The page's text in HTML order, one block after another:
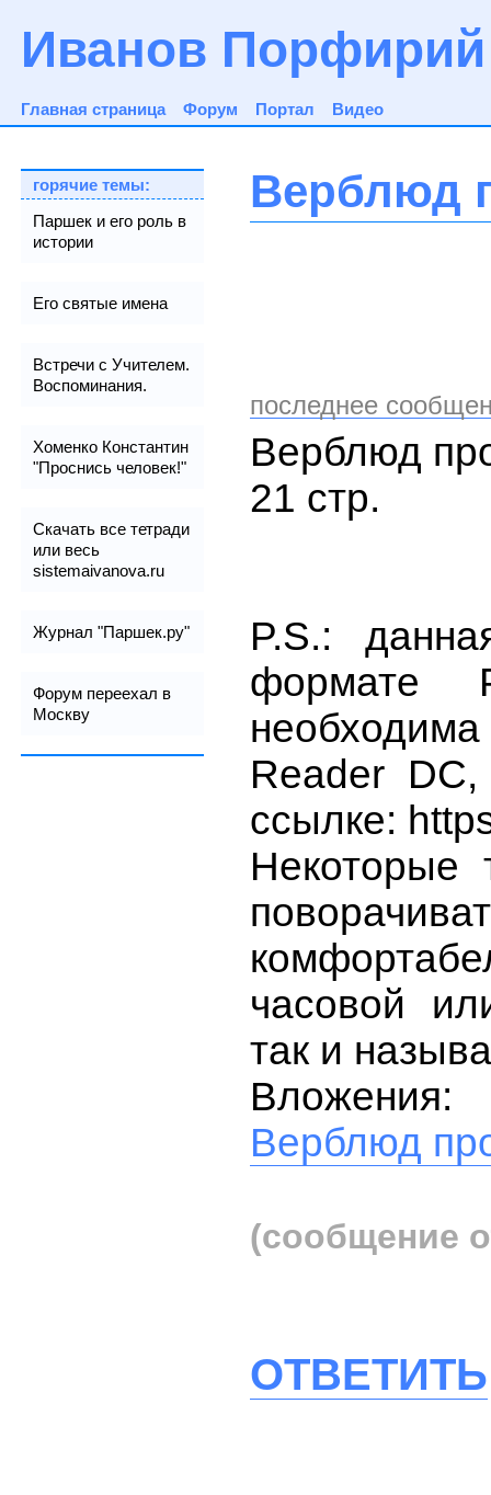
Иванов
Главная страница Форум Портал Видео
горячие темы:
Паршек и его роль в
истории
Его святые имена
Встречи с Учителем.
Воспоминания.
Хоменко Константин
"Проснись человек!"
Скачать все тетради
или весь
sistemaivanova.ru
Журнал "Паршек.ру"
Форум переехал в
Москву
Верблюд
последнее
Верблюд
21 стр.
P.S.:
формате
Reader
ссылке:
Некоторые
часовой
так и
Вложения:
Верблюд
(сообщение
ОТВЕТИТЬ